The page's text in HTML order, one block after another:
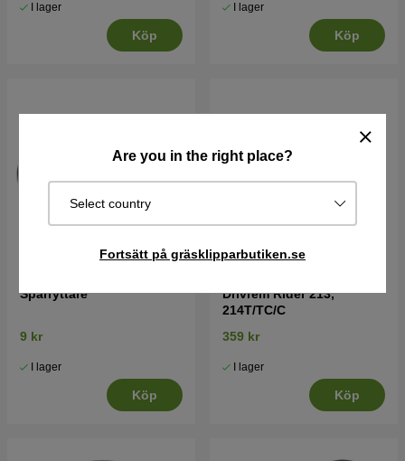
Are you in the right place?
Select country
Fortsätt på gräsklipparbutiken.se
I lager
Köp
I lager
Köp
Spårryttare
9 kr
I lager
Köp
Drivrem Rider 213,
214T/TC/C
359 kr
I lager
Köp